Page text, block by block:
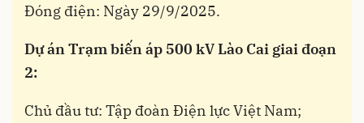
Đóng điện: Ngày 29/9/2025.
Dự ánTrạm biến áp 500 kV Lào Cai giai đoạn
2:
Chủ đầu tư: Tập đoàn Điện lực Việt Nam;